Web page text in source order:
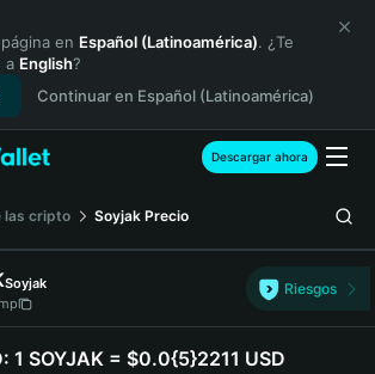
en Español (Latinoamérica). ¿Te
a English?
Continuar en Español (Latinoamérica)
Descargar ahora
las cripto Soyjak Precio
Soyjak
Riesgos
1 SOYJAK = $0.0{5}2211 USD